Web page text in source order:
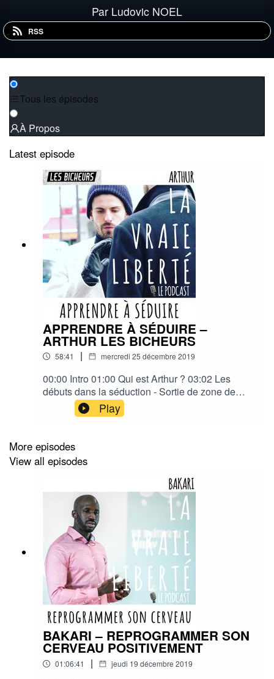
Par Ludovic NOEL
RSS
Tous les épisodes
À Propos
Latest episode
APPRENDRE À SÉDUIRE –
ARTHUR LES BICHEURS
58:41 | mercredi 25 décembre 2019
00:00 Intro 01:00 Qui est Arthur ? 03:02 Les
débuts dans la séduction - Sortie de zone de
confort? 04:00 Exploser Les Croyances 05:05
Simple d'aborder des filles? 08:47 La Séduction ,
en mode tremplin 13:30 Avoir des focus forts
dans la vie autre que la séduction 15:30 Le
danger de l'abondance ? 19:00 Comment ne pas
chemin 24:45 La gestion du temps 26:00 Les
hommes trop gentils dans la séduction 33:00 Se
poser les bonnes questions et avoir des critères
de sélections 35:40 Le couple - obstacle à la
liberté ? 39:00 TOI + MOI + NOUS 41:00 Tinder
45:26 Conseils pour commencer à aborder 50:00
Être honnête https://zonedeconfort.fr/
https://bicheur.club/
Play
More episodes
View all episodes
BAKARI – REPROGRAMMER SON
CERVEAU POSITIVEMENT
01:06:41 | jeudi 19 décembre 2019